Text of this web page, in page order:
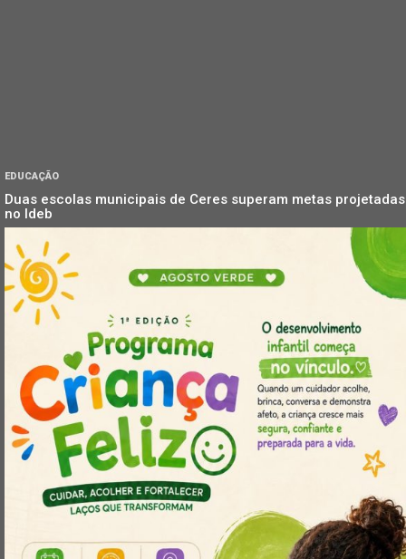
EDUCAÇÃO
Duas escolas municipais de Ceres superam metas projetadas
no Ideb